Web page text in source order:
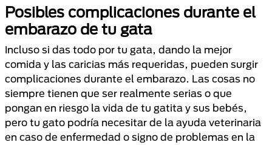
Posibles complicaciones durante el
embarazo de tu gata
Incluso si das todo por tu gata, dando la mejor
comida y las caricias más requeridas, pueden surgir
complicaciones durante el embarazo. Las cosas no
siempre tienen que ser realmente serias o que
pongan en riesgo la vida de tu gatita y sus bebés,
pero tu gato podría necesitar de la ayuda veterinaria
en caso de enfermedad o signo de problemas en la